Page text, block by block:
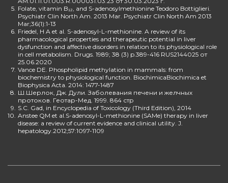
5. Folate, vitamin B₁₂, and S-adenosylmethionine Teodoro Bottiglieri.
Psychiatr Clin North Am. 2013 Mar. Psychiatr Clin North Am 2013
Mar;36(1):1-13
6. Friedel, H A et al. S-adenosyl-L-methionine. A review of its
pharmacological properties and therapeutic potential in liver
dysfunction and affective disorders in relation to its physiological role
in cell metabolism. Drugs. 1989; 38 (3) p.389-416 RUS2144025 от
25.06.2020
7. Vance DE. Phospholipid methylation in mammals: from
biochemistry to physiological function. BiochimicaBiochimica et
Biophysica Acta. 2014: 1477-1487
8. Ш.Шерлок, Дж. Дули. Заболевания печени и желчных
протоков. Геотар-Мед. 1999. 864 стр
9. S.C. Gad, in Encyclopedia of Toxicology (Third Edition), 2014
10. Anstee QM et al.S-adenosyl-L-methionine (SAMe) therapy in liver
disease: a review of current evidence and clinical utility. J.
hepatology.2012;57:1097-1109